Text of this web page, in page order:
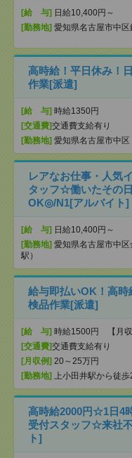
[給 与] 日給10,400円～
[勤務地] 愛知県名古屋市中区
高時給！平日休み！
作業[派遣]
[給 与] 時給1350円
[交通費]交通費支給有り
[勤務地] 愛知県名古屋市中
レアなお仕事・人気
タッフ☆働いたその
OK◎/N1[アルバイト]
[給 与] 日給10,400円～
[勤務地] 愛知県名古屋市中
駅）
給与即払いOK！高時
検品作業[派遣]
[給 与] 時給1500円 【月
[交通費]交通費支給有り
[月収例] 20～25万円
[勤務地] 上小田井駅から徒
高時給2000円☆1日4
受付スタッフ☆来社
ト]